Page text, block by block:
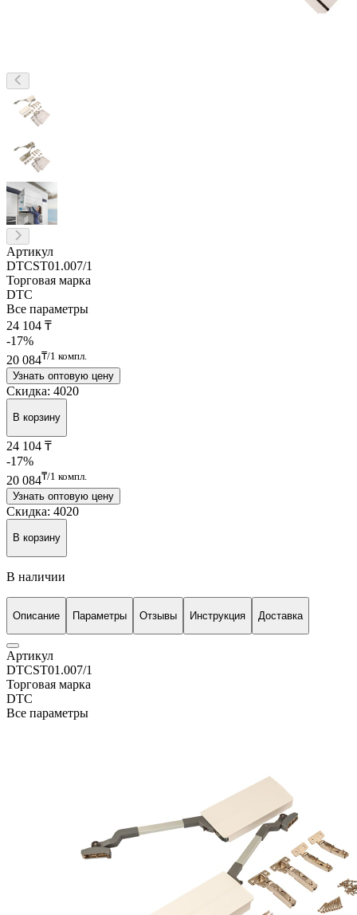
Артикул
DTCST01.007/1
Торговая марка
DTC
Все параметры
24 104 ₸
-17%
20 084₸/1 компл.
Узнать оптовую цену
Скидка: 4020
В корзину
24 104 ₸
-17%
20 084₸/1 компл.
Узнать оптовую цену
Скидка: 4020
В корзину
В наличии
Описание Параметры Отзывы Инструкция Доставка
Артикул
DTCST01.007/1
Торговая марка
DTC
Все параметры